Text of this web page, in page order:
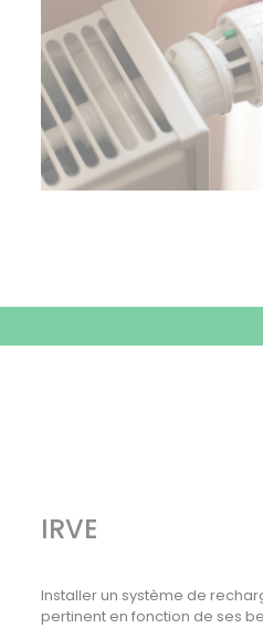
IRVE
Installer un système de
pertinent en fonction de ses